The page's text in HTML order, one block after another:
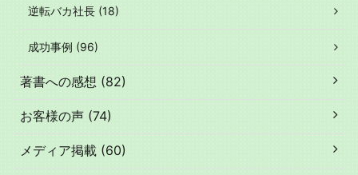
逆転バカ社長 (18)
成功事例 (96)
著書への感想 (82)
お客様の声 (74)
メディア掲載 (60)